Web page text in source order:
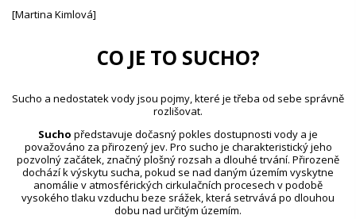
[Martina Kimlová]
CO JE TO SUCHO?
Sucho a nedostatek vody jsou pojmy, které je třeba od sebe správně
rozlišovat.
Sucho představuje dočasný pokles dostupnosti vody a je
považováno za přirozený jev. Pro sucho je charakteristický jeho
pozvolný začátek, značný plošný rozsah a dlouhé trvání. Přirozeně
dochází k výskytu sucha, pokud se nad daným územím vyskytne
anomálie v atmosférických cirkulačních procesech v podobě
vysokého tlaku vzduchu beze srážek, která setrvává po dlouhou
dobu nad určitým územím.